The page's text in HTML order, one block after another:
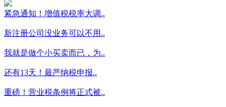
紧急通知！增值税税率大调..
新注册公司没业务可以不用..
我就是做个小买卖而已，为..
还有13天！最严纳税申报..
重磅！营业税条例将正式被..